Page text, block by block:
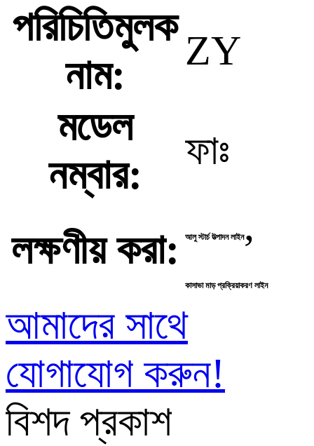
পরিচিতিমুলক
নাম:
ZY
মডেল
নম্বার:
ফাঃ
লক্ষণীয় করা: আলু স্টার্চ উত্পাদন লাইন,
কাসাভা মাড় প্রক্রিয়াকরণ লাইন
আমাদের সাথে
যোগাযোগ করুন!
বিশদ প্রকাশ